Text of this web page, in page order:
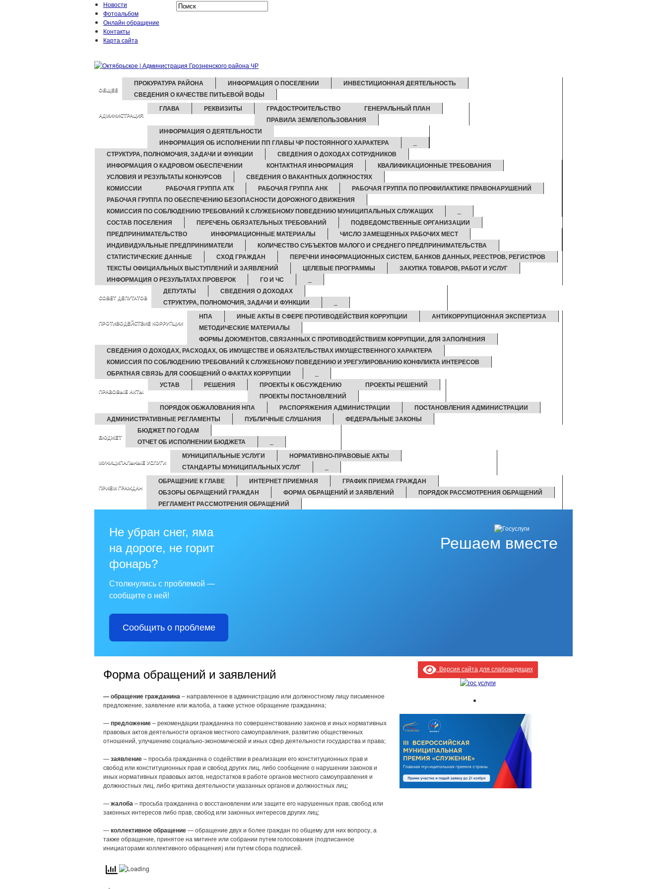
Новости
Фотоальбом
Онлайн обращение
Контакты
Карта сайта
ОБЩЕЕ
ПРОКУРАТУРА РАЙОНА ИНФОРМАЦИЯ О ПОСЕЛЕНИИ
ИНВЕСТИЦИОННАЯ ДЕЯТЕЛЬНОСТЬ
СВЕДЕНИЯ О КАЧЕСТВЕ ПИТЬЕВОЙ ВОДЫ
АДМИНИСТРАЦИЯ
ГЛАВА РЕКВИЗИТЫ ГРАДОСТРОИТЕЛЬСТВО
ГЕНЕРАЛЬНЫЙ ПЛАН
ПРАВИЛА ЗЕМЛЕПОЛЬЗОВАНИЯ
ИНФОРМАЦИЯ О ДЕЯТЕЛЬНОСТИ
ИНФОРМАЦИЯ ОБ ИСПОЛНЕНИИ ПП ГЛАВЫ ЧР ПОСТОЯННОГО ХАРАКТЕРА
СТРУКТУРА, ПОЛНОМОЧИЯ, ЗАДАЧИ И ФУНКЦИИ
СВЕДЕНИЯ О ДОХОДАХ СОТРУДНИКОВ
ИНФОРМАЦИЯ О КАДРОВОМ ОБЕСПЕЧЕНИИ
КОНТАКТНАЯ ИНФОРМАЦИЯ
КВАЛИФИКАЦИОННЫЕ ТРЕБОВАНИЯ
УСЛОВИЯ И РЕЗУЛЬТАТЫ КОНКУРСОВ
СВЕДЕНИЯ О ВАКАНТНЫХ ДОЛЖНОСТЯХ
КОМИССИИ
РАБОЧАЯ ГРУППА АТК РАБОЧАЯ ГРУППА АНК
РАБОЧАЯ ГРУППА ПО ПРОФИЛАКТИКЕ ПРАВОНАРУШЕНИЙ
РАБОЧАЯ ГРУППА ПО ОБЕСПЕЧЕНИЮ БЕЗОПАСНОСТИ ДОРОЖНОГО ДВИЖЕНИЯ
КОМИССИЯ ПО СОБЛЮДЕНИЮ ТРЕБОВАНИЙ К СЛУЖЕБНОМУ ПОВЕДЕНИЮ МУНИЦИПАЛЬНЫХ СЛУЖАЩИХ
СОСТАВ ПОСЕЛЕНИЯ
ПЕРЕЧЕНЬ ОБЯЗАТЕЛЬНЫХ ТРЕБОВАНИЙ
ПОДВЕДОМСТВЕННЫЕ ОРГАНИЗАЦИИ
ПРЕДПРИНИМАТЕЛЬСТВО
ИНФОРМАЦИОННЫЕ МАТЕРИАЛЫ
ЧИСЛО ЗАМЕЩЕННЫХ РАБОЧИХ МЕСТ
ИНДИВИДУАЛЬНЫЕ ПРЕДПРИНИМАТЕЛИ
КОЛИЧЕСТВО СУБЪЕКТОВ МАЛОГО И СРЕДНЕГО ПРЕДПРИНИМАТЕЛЬСТВА
СТАТИСТИЧЕСКИЕ ДАННЫЕ
СХОД ГРАЖДАН
ПЕРЕЧНИ ИНФОРМАЦИОННЫХ СИСТЕМ, БАНКОВ ДАННЫХ, РЕЕСТРОВ, РЕГИСТРОВ
ТЕКСТЫ ОФИЦИАЛЬНЫХ ВЫСТУПЛЕНИЙ И ЗАЯВЛЕНИЙ
ЦЕЛЕВЫЕ ПРОГРАММЫ
ЗАКУПКА ТОВАРОВ, РАБОТ И УСЛУГ
ИНФОРМАЦИЯ О РЕЗУЛЬТАТАХ ПРОВЕРОК
ГО И ЧС
СОВЕТ ДЕПУТАТОВ
ДЕПУТАТЫ
СВЕДЕНИЯ О ДОХОДАХ
СТРУКТУРА, ПОЛНОМОЧИЯ, ЗАДАЧИ И ФУНКЦИИ
ПРОТИВОДЕЙСТВИЕ КОРРУПЦИИ
НПА ИНЫЕ АКТЫ В СФЕРЕ ПРОТИВОДЕЙСТВИЯ КОРРУПЦИИ
АНТИКОРРУПЦИОННАЯ ЭКСПЕРТИЗА
МЕТОДИЧЕСКИЕ МАТЕРИАЛЫ
ФОРМЫ ДОКУМЕНТОВ, СВЯЗАННЫХ С ПРОТИВОДЕЙСТВИЕМ КОРРУПЦИИ, ДЛЯ ЗАПОЛНЕНИЯ
СВЕДЕНИЯ О ДОХОДАХ, РАСХОДАХ, ОБ ИМУЩЕСТВЕ И ОБЯЗАТЕЛЬСТВАХ ИМУЩЕСТВЕННОГО ХАРАКТЕРА
КОМИССИЯ ПО СОБЛЮДЕНИЮ ТРЕБОВАНИЙ К СЛУЖЕБНОМУ ПОВЕДЕНИЮ И УРЕГУЛИРОВАНИЮ КОНФЛИКТА ИНТЕРЕСОВ
ОБРАТНАЯ СВЯЗЬ ДЛЯ СООБЩЕНИЙ О ФАКТАХ КОРРУПЦИИ
ПРАВОВЫЕ АКТЫ
УСТАВ РЕШЕНИЯ ПРОЕКТЫ К ОБСУЖДЕНИЮ
ПРОЕКТЫ РЕШЕНИЙ
ПРОЕКТЫ ПОСТАНОВЛЕНИЙ
ПОРЯДОК ОБЖАЛОВАНИЯ НПА
РАСПОРЯЖЕНИЯ АДМИНИСТРАЦИИ
ПОСТАНОВЛЕНИЯ АДМИНИСТРАЦИИ
АДМИНИСТРАТИВНЫЕ РЕГЛАМЕНТЫ
ПУБЛИЧНЫЕ СЛУШАНИЯ ФЕДЕРАЛЬНЫЕ ЗАКОНЫ
БЮДЖЕТ
БЮДЖЕТ ПО ГОДАМ
ОТЧЕТ ОБ ИСПОЛНЕНИИ БЮДЖЕТА
МУНИЦИПАЛЬНЫЕ УСЛУГИ
МУНИЦИПАЛЬНЫЕ УСЛУГИ
НОРМАТИВНО-ПРАВОВЫЕ АКТЫ
СТАНДАРТЫ МУНИЦИПАЛЬНЫХ УСЛУГ
ПРИЕМ ГРАЖДАН
ОБРАЩЕНИЕ К ГЛАВЕ ИНТЕРНЕТ ПРИЕМНАЯ
ГРАФИК ПРИЕМА ГРАЖДАН
ОБЗОРЫ ОБРАЩЕНИЙ ГРАЖДАН
ФОРМА ОБРАЩЕНИЙ И ЗАЯВЛЕНИЙ
ПОРЯДОК РАССМОТРЕНИЯ ОБРАЩЕНИЙ
РЕГЛАМЕНТ РАССМОТРЕНИЯ ОБРАЩЕНИЙ
Решаем вместе
Не убран снег, яма
на дороге, не горит
фонарь?
Столкнулись с проблемой —
сообщите о ней!
Сообщить о проблеме
Форма обращений и заявлений
— обращение гражданина– направленное в администрацию или должностному лицу письменное
предложение, заявление или жалоба, а также устное обращение гражданина;
—предложение– рекомендации гражданина по совершенствованию законов и иных нормативных
правовых актов деятельности органов местного самоуправления, развитию общественных
отношений, улучшению социально-экономической и иных сфер деятельности государства и права;
—заявление– просьба гражданина о содействии в реализации его конституционных прав и
свобод или конституционных прав и свобод других лиц, либо сообщение о нарушении законов и
иных нормативных правовых актов, недостатков в работе органов местного самоуправления и
должностных лиц, либо критика деятельности указанных органов и должностных лиц;
—жалоба– просьба гражданина о восстановлении или защите его нарушенных прав, свобод или
законных интересов либо прав, свобод или законных интересов других лиц;
—коллективное обращение— обращение двух и более граждан по общему для них вопросу, а
также обращение, принятое на митинге или собрании путем голосования (подписанное
инициаторами коллективного обращения) или путем сбора подписей.
Версия сайта для слабовидящих